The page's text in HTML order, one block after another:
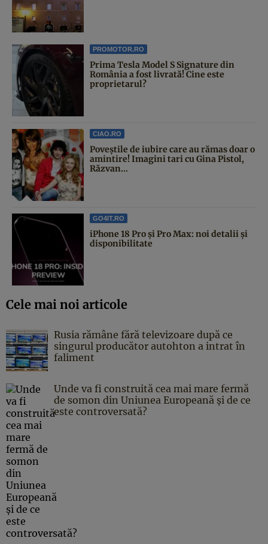
PROMOTOR.RO
Prima Tesla Model S Signature din
România a fost livrată! Cine este
proprietarul?
CIAO.RO
Poveştile de iubire care au rămas doar o
amintire! Imagini tari cu Gina Pistol,
Răzvan...
GO4IT.RO
iPhone 18 Pro și Pro Max: noi detalii și
disponibilitate
Cele mai noi articole
Rusia rămâne fără televizoare după ce
singurul producător autohton a intrat în
faliment
Unde va fi construită cea mai mare fermă
de somon din Uniunea Europeană și de ce
este controversată?